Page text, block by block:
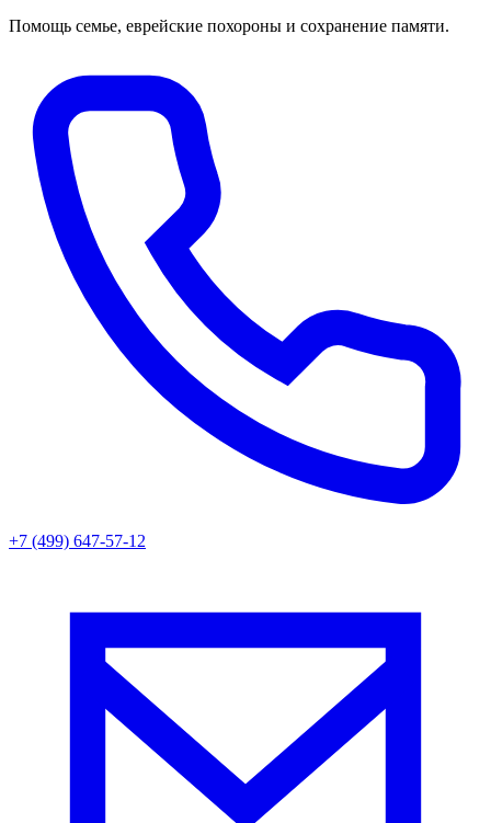
Помощь семье, еврейские похороны и сохранение памяти.
+7 (499) 647-57-12